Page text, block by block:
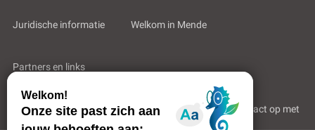
Juridische informatie Welkom in Mende
Partners en links
Professioneel gebied Wie zijn wij? Neem contact op met